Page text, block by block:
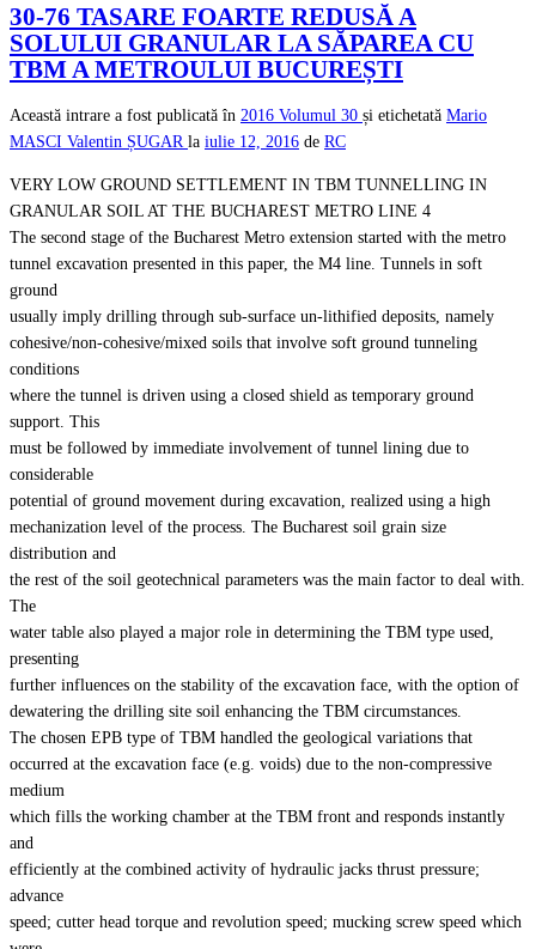
30-76 TASARE FOARTE REDUSĂ A
SOLULUI GRANULAR LA SĂPAREA CU
TBM A METROULUI BUCUREȘTI
Această intrare a fost publicată în 2016 Volumul 30 și etichetată Mario
MASCI Valentin ȘUGAR la iulie 12, 2016 de RC
VERY LOW GROUND SETTLEMENT IN TBM TUNNELLING IN
GRANULAR SOIL AT THE BUCHAREST METRO LINE 4
The second stage of the Bucharest Metro extension started with the metro
tunnel excavation presented in this paper, the M4 line. Tunnels in soft
ground
usually imply drilling through sub-surface un-lithified deposits, namely
cohesive/non-cohesive/mixed soils that involve soft ground tunneling
conditions
where the tunnel is driven using a closed shield as temporary ground
support. This
must be followed by immediate involvement of tunnel lining due to
considerable
potential of ground movement during excavation, realized using a high
mechanization level of the process. The Bucharest soil grain size
distribution and
the rest of the soil geotechnical parameters was the main factor to deal with.
The
water table also played a major role in determining the TBM type used,
presenting
further influences on the stability of the excavation face, with the option of
dewatering the drilling site soil enhancing the TBM circumstances.
The chosen EPB type of TBM handled the geological variations that
occurred at the excavation face (e.g. voids) due to the non-compressive
medium
which fills the working chamber at the TBM front and responds instantly
and
efficiently at the combined activity of hydraulic jacks thrust pressure;
advance
speed; cutter head torque and revolution speed; mucking screw speed which